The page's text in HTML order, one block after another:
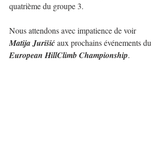
quatrième du groupe 3.
Nous attendons avec impatience de voir
Matija Jurišić aux prochains événements du
European HillClimb Championship.